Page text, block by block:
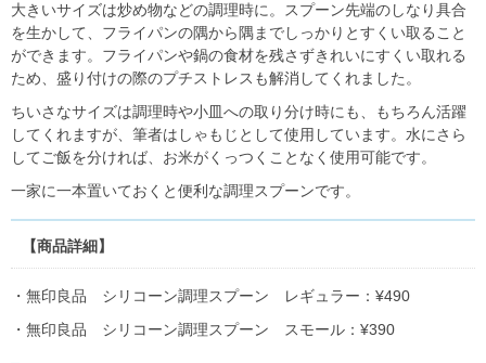
大きいサイズは炒め物などの調理時に。スプーン先端のしなり具合
を生かして、フライパンの隅から隅までしっかりとすくい取ること
ができます。フライパンや鍋の食材を残さずきれいにすくい取れる
ため、盛り付けの際のプチストレスも解消してくれました。
ちいさなサイズは調理時や小皿への取り分け時にも、もちろん活躍
してくれますが、筆者はしゃもじとして使用しています。水にさら
してご飯を分ければ、お米がくっつくことなく使用可能です。
一家に一本置いておくと便利な調理スプーンです。
【商品詳細】
・無印良品 シリコーン調理スプーン レギュラー：¥490
・無印良品 シリコーン調理スプーン スモール：¥390